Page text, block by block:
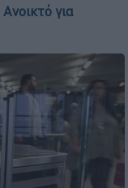
Ανοικτό για